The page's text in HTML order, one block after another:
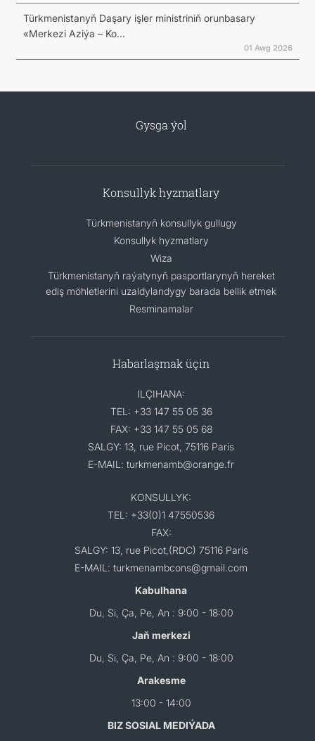
Türkmenistanyň Daşary işler ministriniň orunbasary
«Merkezi Aziýa – Ko...
01 Awg 2026
Gysga ýol
Konsullyk hyzmatlary
Türkmenistanyň konsullyk gullugy
Konsullyk hyzmatlary
Wiza
Türkmenistanyň raýatynyň pasportlarynyň hereket
ediş möhletlerini uzaldylandygy barada bellik etmek
Resminamalar
Habarlaşmak üçin
ILÇIHANA:
TEL: +33 147 55 05 36
FAX: +33 147 55 05 68
SALGY: 13, rue Picot, 75116 Paris
E-MAIL: turkmenamb@orange.fr
KONSULLYK:
TEL: +33(0)1 47550536
FAX:
SALGY: 13, rue Picot,(RDC) 75116 Paris
E-MAIL: turkmenambcons@gmail.com
Kabulhana
Du, Si, Ça, Pe, An : 9:00 - 18:00
Jaň merkezi
Du, Si, Ça, Pe, An : 9:00 - 18:00
Arakesme
13:00 - 14:00
BIZ SOSIAL MEDIÝADA